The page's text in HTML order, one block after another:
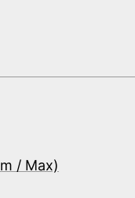
/ Max)